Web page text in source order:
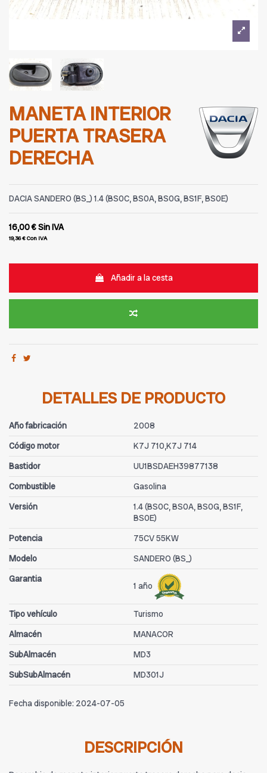
MANETA INTERIOR
PUERTA TRASERA
DERECHA
DACIA SANDERO (BS_) 1.4 (BS0C, BS0A, BS0G, BS1F, BS0E)
16,00 €Sin IVA
19,36 €Con IVA
Añadir a la cesta
DETALLES DE PRODUCTO
Año fabricación
2008
Código motor
K7J 710,K7J 714
Bastidor
UU1BSDAEH39877138
Combustible
Gasolina
Versión
1.4 (BS0C, BS0A, BS0G, BS1F,
BS0E)
Potencia
75CV 55KW
Modelo
SANDERO (BS_)
Garantia
1 año
Tipo vehículo
Turismo
Almacén
MANACOR
SubAlmacén
MD3
SubSubAlmacén
MD301J
Fecha disponible: 2024-07-05
DESCRIPCIÓN